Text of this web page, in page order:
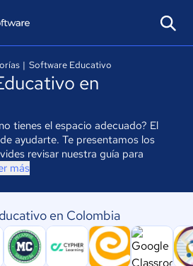
| Software Educativo
en
tienes el espacio adecuado? El
ayudarte. Te presentamos los
revisar nuestra guía para
más
en Colombia